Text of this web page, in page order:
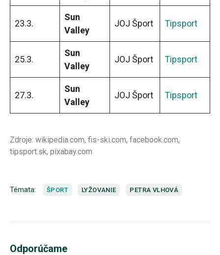
23.3.
Sun
Valley
JOJ Šport Tipsport
25.3.
Sun
Valley
JOJ Šport Tipsport
27.3.
Sun
Valley
JOJ Šport Tipsport
Zdroje: wikipedia.com, fis-ski.com, facebook.com,
tipsport.sk, pixabay.com
Témata: ŠPORT LYŽOVANIE PETRA VLHOVÁ
Odporúčame